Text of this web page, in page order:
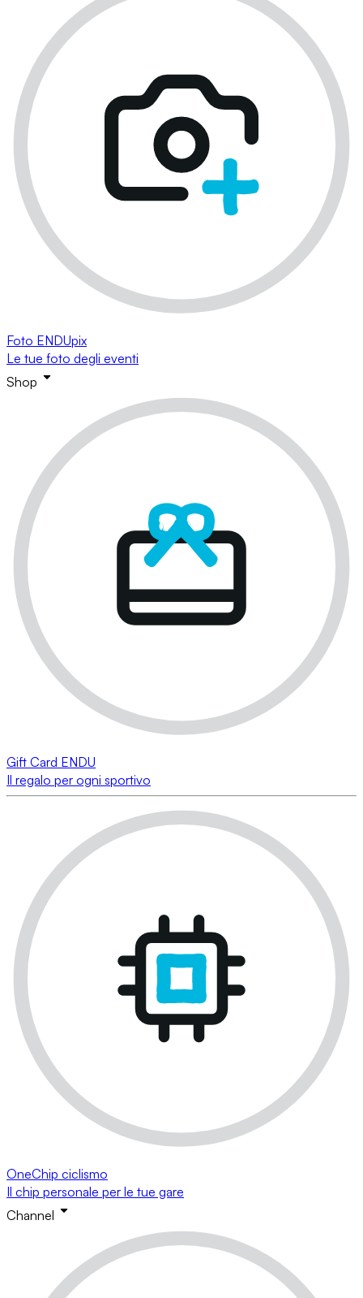
Foto ENDUpix
Le tue foto degli eventi
Shop
Gift Card ENDU
Il regalo per ogni sportivo
OneChip ciclismo
Il chip personale per le tue gare
Channel